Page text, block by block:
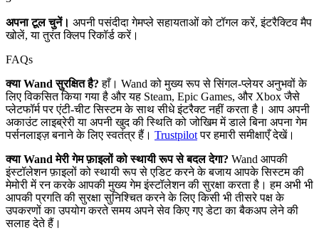
अपना टूल चुनें। अपनी पसंदीदा गेमप्ले सहायताओं को टॉगल करें, इंटरैक्टिव मैप
खोलें, या तुरंत क्लिप रिकॉर्ड करें।
FAQs
क्या Wand सुरक्षित है? हाँ। Wand को मुख्य रूप से सिंगल-प्लेयर अनुभवों के
लिए विकसित किया गया है और यह Steam, Epic Games, और Xbox जैसे
प्लेटफॉर्म पर एंटी-चीट सिस्टम के साथ सीधे इंटरैक्ट नहीं करता है। आप अपनी
अकाउंट लाइब्रेरी या अपनी खुद की स्थिति को जोखिम में डाले बिना अपना गेम
पर्सनलाइज़ बनाने के लिए स्वतंत्र हैं। Trustpilotपर हमारी समीक्षाएँ देखें।
क्या Wand मेरी गेम फ़ाइलों को स्थायी रूप से बदल देगा? Wand आपकी
इंस्टॉलेशन फ़ाइलों को स्थायी रूप से एडिट करने के बजाय आपके सिस्टम की
मेमोरी में रन करके आपकी मुख्य गेम इंस्टॉलेशन की सुरक्षा करता है। हम अभी भी
आपकी प्रगति की सुरक्षा सुनिश्चित करने के लिए किसी भी तीसरे पक्ष के
उपकरणों का उपयोग करते समय अपने सेव किए गए डेटा का बैकअप लेने की
सलाह देते हैं।